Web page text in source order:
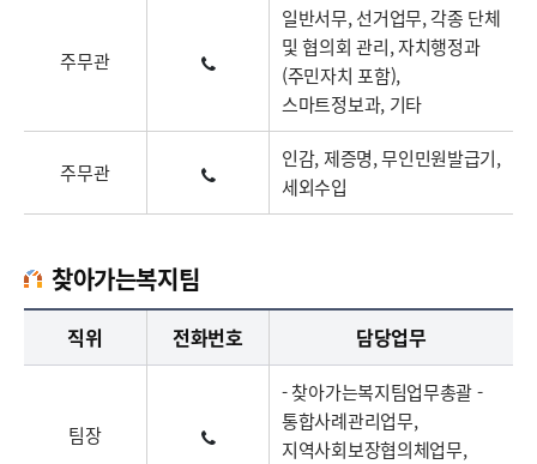
주무관
일반서무, 선거업무, 각종 단체
및 협의회 관리, 자치행정과
(주민자치 포함),
스마트정보과, 기타
주무관
인감, 제증명, 무인민원발급기,
세외수입
찾아가는복지팀
찾아가는복지팀업무담당자의 정보로 직급, 전화번호, 담당업무를 안내하고 있습니다
직위 전화번호 담당업무
팀장
- 찾아가는복지팀업무총괄 -
통합사례관리업무,
지역사회보장협의체업무,